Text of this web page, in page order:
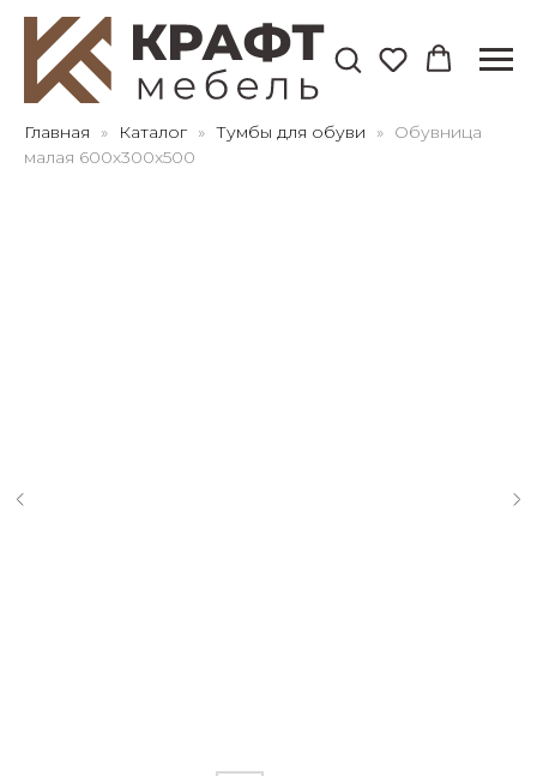
Главная Каталог Тумбы для обуви
Обувница
малая 600х300х500